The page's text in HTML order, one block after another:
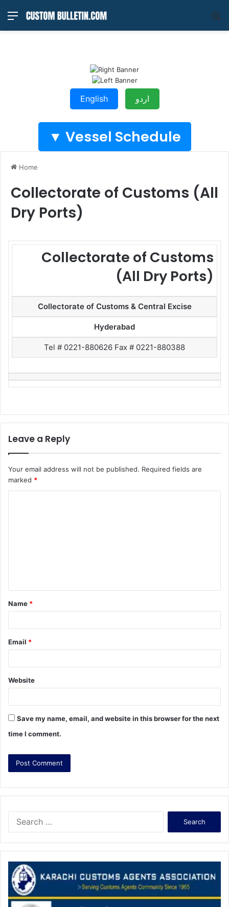
Menu
English اردو
Vessel Schedule ▼
Home
Collectorate of Customs (All
Dry Ports)
Collectorate of Customs
(All Dry Ports)
Collectorate of Customs & Central Excise
Hyderabad
Tel # 0221-880626 Fax # 0221-880388
Leave a Reply
Your email address will not be published. Required fields are
marked *
t
*
Name *
Email *
Website
Save my name, email, and website in this browser for the next
time I comment.
f
o
r